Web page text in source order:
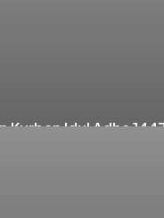
Kurban Idul Adha